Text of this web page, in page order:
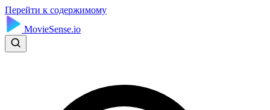
Перейти к содержимому
MovieSense.io